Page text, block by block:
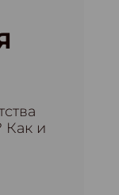
Как и